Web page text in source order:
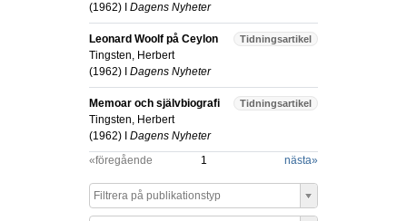
(1962) I Dagens Nyheter
Tidningsartikel
Leonard Woolf på Ceylon
Tingsten, Herbert
(1962) I Dagens Nyheter
Tidningsartikel
Memoar och självbiografi
Tingsten, Herbert
(1962) I Dagens Nyheter
«föregående
1 nästa»
Filtrera på publikationstyp